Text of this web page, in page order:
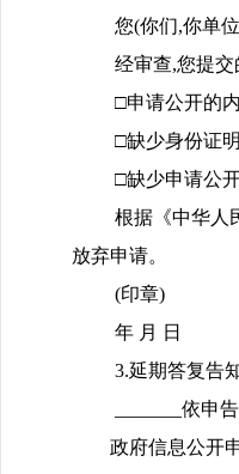
您(你们,你单
经审查,您提
□申请公开的
□缺少身份证
□缺少申请公
根据《中华人
放弃申请。
(印章)
年 月 日
3.延期答复告
_______依申
政府信息公开